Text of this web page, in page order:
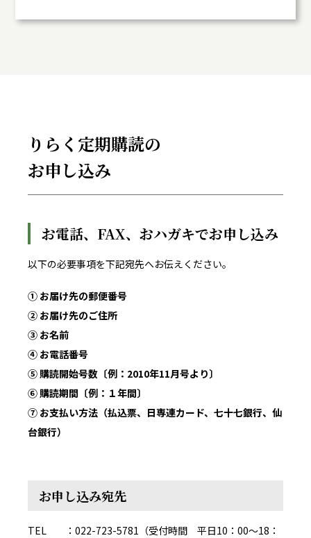
りらく定期購読の
お申し込み
お電話、FAX、おハガキでお申し込み
以下の必要事項を下記宛先へお伝えください。
① お届け先の郵便番号
② お届け先のご住所
③ お名前
④ お電話番号
⑤ 購読開始号数〔例：2010年11月号より〕
⑥ 購読期間〔例：１年間〕
⑦ お支払い方法（払込票、日専連カード、七十七銀行、仙
台銀行）
お申し込み宛先
TEL
022-723-5781（受付時間 平日10：00～18：